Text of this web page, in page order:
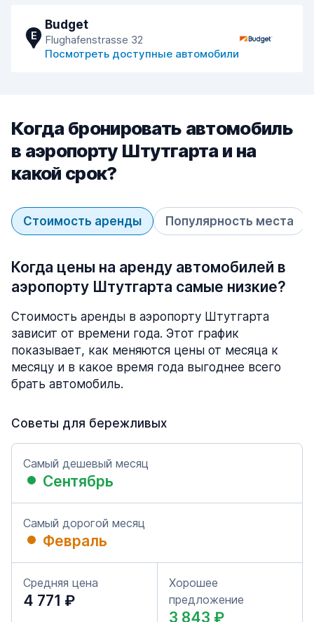
E
Budget
Flughafenstrasse 32
Посмотреть доступные автомобили
Когда бронировать автомобиль
в аэропорту Штутгарта и на
какой срок?
Стоимость аренды Популярность места
Когда цены на аренду автомобилей в
аэропорту Штутгарта самые низкие?
Стоимость аренды в аэропорту Штутгарта
зависит от времени года. Этот график
показывает, как меняются цены от месяца к
месяцу и в какое время года выгоднее всего
брать автомобиль.
Советы для бережливых
Самый дешевый месяц
Сентябрь
Самый дорогой месяц
Февраль
Средняя цена
4 771 ₽
Хорошее
предложение
3 843 ₽